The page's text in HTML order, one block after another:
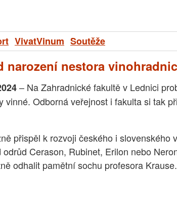
VivatVinum Soutěže
nestora
– Na Zahradnické fakultě v Lednici
vinné. Odborná veřejnost i fakulta si tak
přispěl k rozvoji českého i
Cerason, Rubinet, Erilon nebo
odhalit pamětní sochu profesora Krause.